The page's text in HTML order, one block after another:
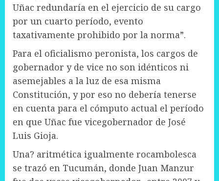
Uñac redundaría en el ejercicio de su cargo
por un cuarto período, evento
taxativamente prohibido por la norma”.
Para el oficialismo peronista, los cargos de
gobernador y de vice no son idénticos ni
asemejables a la luz de esa misma
Constitución, y por eso no debería tenerse
en cuenta para el cómputo actual el período
en que Uñac fue vicegobernador de José
Luis Gioja.
Una? aritmética igualmente rocambolesca
se trazó en Tucumán, donde Juan Manzur